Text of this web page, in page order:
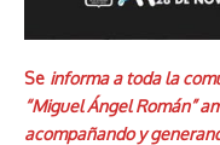
Se informa a toda la
“Miguel Ángel Román”
acompañando y